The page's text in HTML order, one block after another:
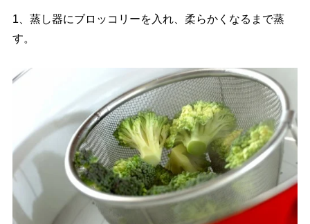
1、蒸し器にブロッコリーを入れ、柔らかくなるまで蒸
す。